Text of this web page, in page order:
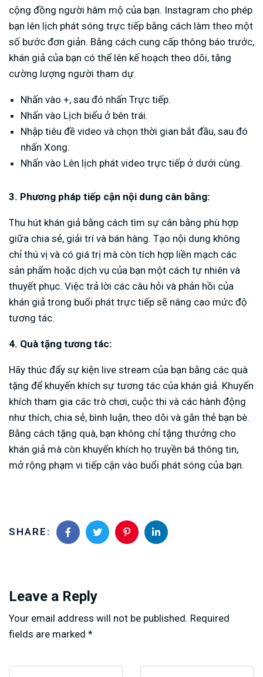
cộng đồng người hâm mộ của bạn. Instagram cho phép
bạn lên lịch phát sóng trực tiếp bằng cách làm theo một
số bước đơn giản. Bằng cách cung cấp thông báo trước,
khán giả của bạn có thể lên kế hoạch theo dõi, tăng
cường lượng người tham dự.
Nhấn vào +, sau đó nhấn Trực tiếp.
Nhấn vào Lịch biểu ở bên trái.
Nhập tiêu đề video và chọn thời gian bắt đầu, sau đó
nhấn Xong.
Nhấn vào Lên lịch phát video trực tiếp ở dưới cùng.
3. Phương pháp tiếp cận nội dung cân bằng:
Thu hút khán giả bằng cách tìm sự cân bằng phù hợp
giữa chia sẻ, giải trí và bán hàng. Tạo nội dung không
chỉ thú vị và có giá trị mà còn tích hợp liền mạch các
sản phẩm hoặc dịch vụ của bạn một cách tự nhiên và
thuyết phục. Việc trả lời các câu hỏi và phản hồi của
khán giả trong buổi phát trực tiếp sẽ nâng cao mức độ
tương tác.
4. Quà tặng tương tác:
Hãy thúc đẩy sự kiện live stream của bạn bằng các quà
tặng để khuyến khích sự tương tác của khán giả. Khuyến
khích tham gia các trò chơi, cuộc thi và các hành động
như thích, chia sẻ, bình luận, theo dõi và gắn thẻ bạn bè.
Bằng cách tặng quà, bạn không chỉ tặng thưởng cho
khán giả mà còn khuyến khích họ truyền bá thông tin,
mở rộng phạm vi tiếp cận vào buổi phát sóng của bạn.
SHARE:
Leave a Reply
Your email address will not be published. Required
fields are marked *